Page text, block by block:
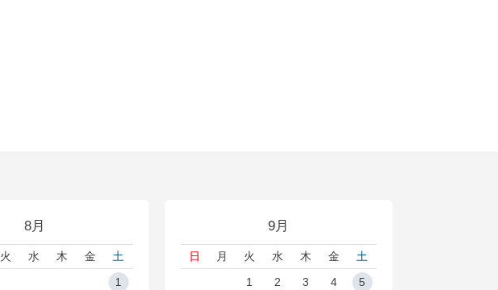
8月
火 水 木 金
土
1
9月
日 月 火 水 木 金
土
1
2 3 4 5